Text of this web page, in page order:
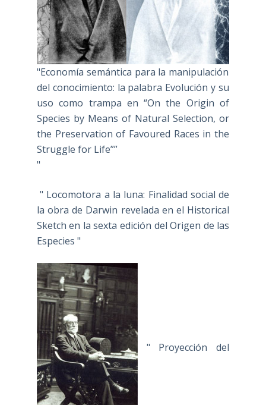
"Economía semántica para la manipulación
del conocimiento: la palabra Evolución y su
uso como trampa en “On the Origin of
Species by Means of Natural Selection, or
the Preservation of Favoured Races in the
Struggle for Life””
"
" Locomotora a la luna: Finalidad social de
la obra de Darwin revelada en el Historical
Sketch en la sexta edición del Origen de las
Especies "
" Proyección del